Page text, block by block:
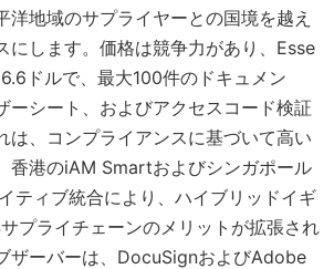
洋地域のサプライヤーとの国境を越え
にします。価格は競争力があり、Esse
ドルで、最大100件のドキュメン
ーシート、およびアクセスコード検証
は、コンプライアンスに基づいて高い
香港のiAM Smartおよびシンガポール
ティブ統合により、ハイブリッドイギ
プライチェーンのメリットが拡張され
ザーバーは、DocuSignおよびAdobe